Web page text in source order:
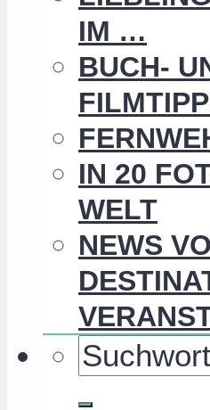
IM …
BUCH-
IN 20
WELT
NEWS